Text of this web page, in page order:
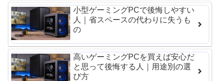
小型ゲーミングPCで後悔しやすい
人｜省スペースの代わりに失うも
の
高いゲーミングPCを買えば安心だ
と思って後悔する人｜用途別の選
び方